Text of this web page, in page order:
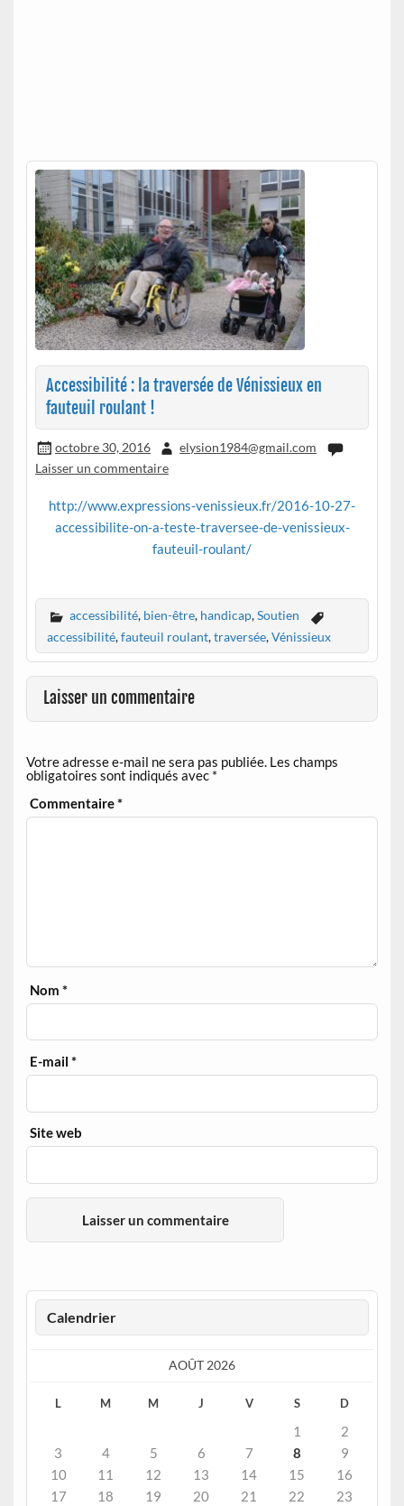
Accessibilité : la traversée de Vénissieux en
fauteuil roulant !
octobre 30, 2016
elysion1984@gmail.com
Laisser un commentaire
http://www.expressions-venissieux.fr/2016-10-27-
accessibilite-on-a-teste-traversee-de-venissieux-
fauteuil-roulant/
accessibilité, bien-être, handicap,Soutien
accessibilité,fauteuil roulant,traversée,Vénissieux
Laisser un commentaire
Votre adresse e-mail ne sera pas publiée. Les champs
obligatoires sont indiqués avec *
Commentaire*
Nom*
E-mail*
Site web
Calendrier
AOÛT 2026
L M M J V S D
1
2
3
4 5 6 7 8
9
10
11 12 13 14 15
16
17
18 19 20 21 22
23